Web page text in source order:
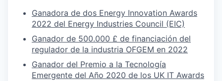
Ganadora de dos Energy Innovation Awards
2022 del Energy Industries Council (EIC)
Ganador de 500.000 £ de financiación del
regulador de la industria OFGEM en 2022
Ganador del Premio a la Tecnología
Emergente del Año 2020 de los UK IT Awards